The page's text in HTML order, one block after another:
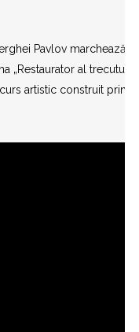
Pavlov marchează
„Restaurator al
artistic construit prin